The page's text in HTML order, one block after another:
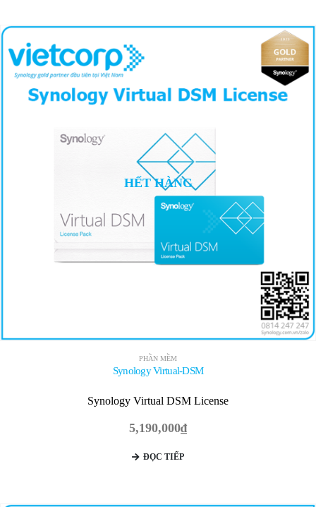
HẾT HÀNG
PHẦN MỀM
Synology Virtual-DSM
Synology Virtual DSM License
5,190,000₫
ĐỌC TIẾP